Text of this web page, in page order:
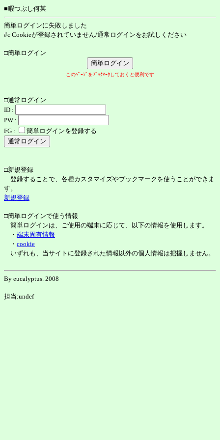
■暇つぶし何某
簡単ログインに失敗しました
#c Cookieが登録されていません/通常ログインをお試しください
□簡単ログイン
このﾍﾟｰｼﾞをﾌﾞｯｸﾏｰｸしておくと便利です
□通常ログイン
ID :
PW :
FG :
簡単ログインを登録する
□新規登録
登録することで、各種カスタマイズやブックマークを使うことができま
す。
新規登録
□簡単ログインで使う情報
簡単ログインは、ご使用の端末に応じて、以下の情報を使用します。
・ 端末固有情報
・ cookie
いずれも、当サイトに登録された情報以外の個人情報は把握しません。
By eucalyptus. 2008
担当:undef